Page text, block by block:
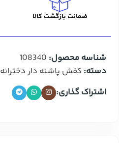
ضمانت بازگشت کالا
شناسه محصول: 108340
دسته: کفش پاشنه دار دخترانه
اشتراک گذاری: